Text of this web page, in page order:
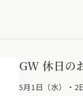
GW 休日の
5月1日（水）・2